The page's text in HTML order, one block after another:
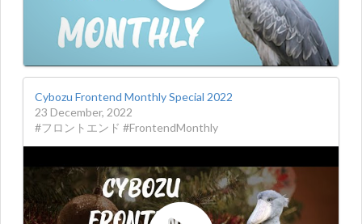
Cybozu Frontend Monthly Special 2022
23 December, 2022
#フロントエンド #FrontendMonthly